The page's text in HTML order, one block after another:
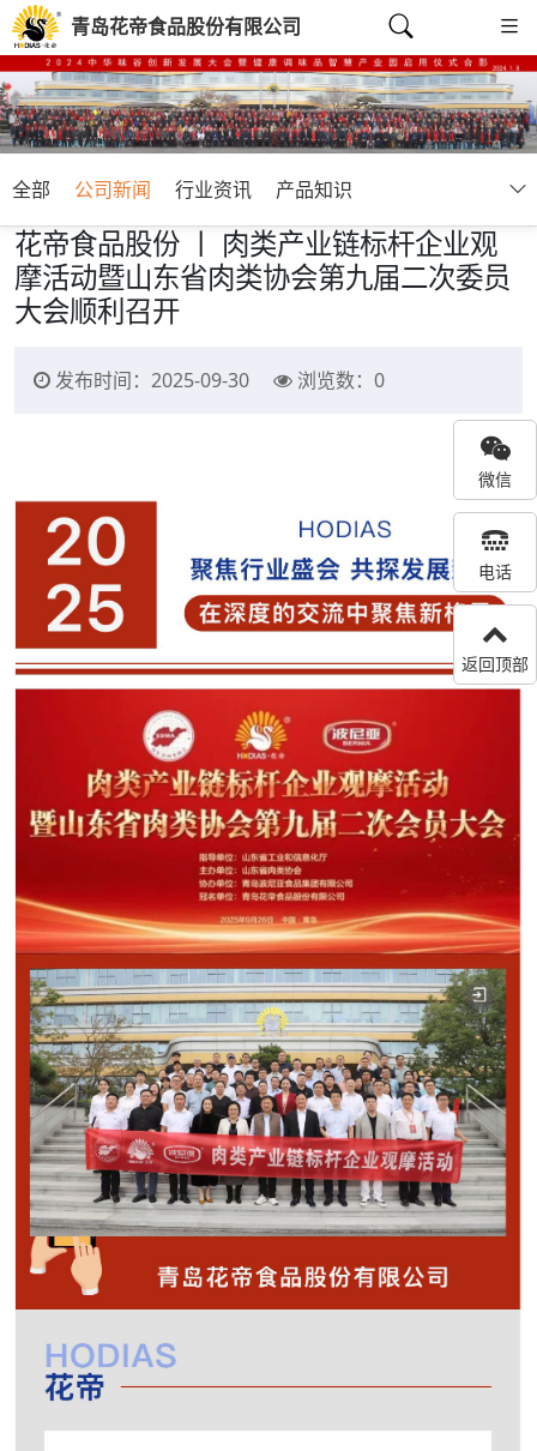
青岛花帝食品股份有限公司
全部 公司新闻 行业资讯 产品知识
花帝食品股份 丨 肉类产业链标杆企业观
摩活动暨山东省肉类协会第九届二次委员
大会顺利召开
发布时间：2025-09-30 浏览数： 0
微信
电话
返回顶部